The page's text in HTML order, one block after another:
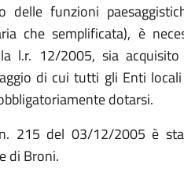
delle funzioni
che semplificata), è
l.r. 12/2005, sia
di cui tutti gli Enti
dotarsi.
n. 215 del 03/12/2005 è
di Broni.